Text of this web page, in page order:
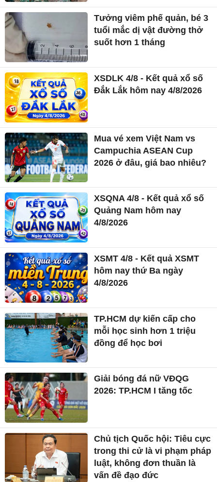
Tưởng viêm phế quản, bé 3
tuổi mắc dị vật đường thở
suốt hơn 1 tháng
XSDLK 4/8 - Kết quả xổ số
Đắk Lắk hôm nay 4/8/2026
Mua vé xem Việt Nam vs
Campuchia ASEAN Cup
2026 ở đâu, giá bao nhiêu?
XSQNA 4/8 - Kết quả xổ số
Quảng Nam hôm nay
4/8/2026
XSMT 4/8 - Kết quả XSMT
hôm nay thứ Ba ngày
4/8/2026
TP.HCM dự kiến cấp cho
mỗi học sinh hơn 1 triệu
đồng để học bơi
Giải bóng đá nữ VĐQG
2026: TP.HCM I tăng tốc
Chủ tịch Quốc hội: Tiêu cực
trong thi cử là vi phạm pháp
luật, không đơn thuần là
vấn đề đạo đức